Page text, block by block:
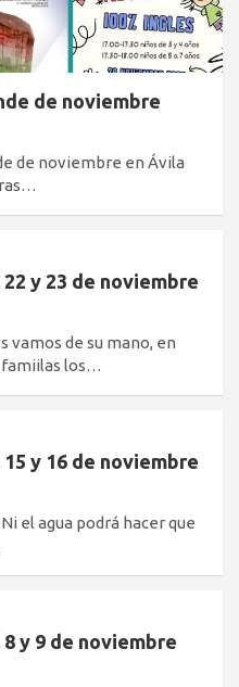
de noviembre
de noviembre en Ávila
y 23 de noviembre
vamos de su mano, en
famiilas los…
y 16 de noviembre
el agua podrá hacer que
y 9 de noviembre